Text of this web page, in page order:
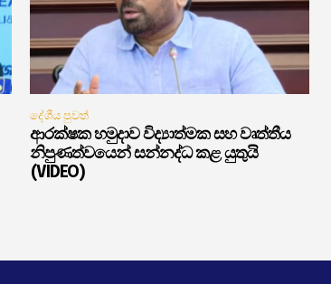
දේශීය පුවත්
ආරක්ෂක හමුදාව විද්‍යාත්මක සහ වෘත්තීය
නිපුණත්වයෙන් සන්නද්ධ කළ යුතුයි
(VIDEO)